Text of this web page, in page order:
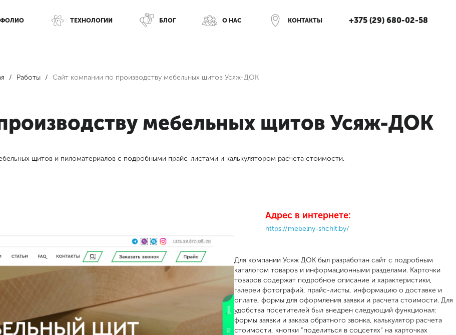
ТЕХНОЛОГИИ БЛОГ О НАС КОНТАКТЫ +375 (29) 680-02-58
Работы Сайт компании по производству мебельных щитов Усяж-ДОК
мебельных щитов Усяж-ДОК
щитов и пиломатериалов с подробными прайс-листами и калькулятором расчета стоимости.
Адрес в интернете:
https://mebelny-shchit.by/
Для компании Усяж ДОК был разработан сайт с подробным
каталогом товаров и информационными разделами. Карточки
товаров содержат подробное описание и характеристики,
галереи фотографий, прайс-листы, информацию о доставке и
оплате, формы для оформления заявки и расчета стоимости. Для
удобства посетителей был внедрен следующий функционал:
формы заявки и заказа обратного звонка, калькулятор расчета
стоимости, кнопки "поделиться в соцсетях" на карточках